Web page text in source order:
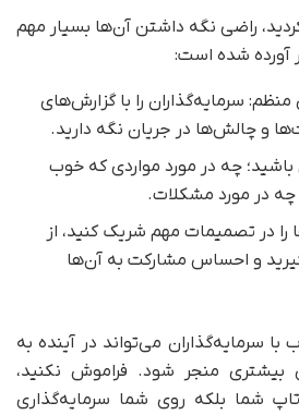
راضی نگه داشتن آن‌ها بسیار مهم
آورده شده است:
سرمایه‌گذاران را با گزارش‌های
و چالش‌ها در جریان نگه دارید.
چه در مورد مواردی که خوب
در مورد مشکلات.
را در تصمیمات مهم شریک کنید، از
و احساس مشارکت به آن‌ها
سرمایه‌گذاران می‌تواند در آینده به
بیشتری منجر شود. فراموش نکنید،
شما بلکه روی شما سرمایه‌گذاری